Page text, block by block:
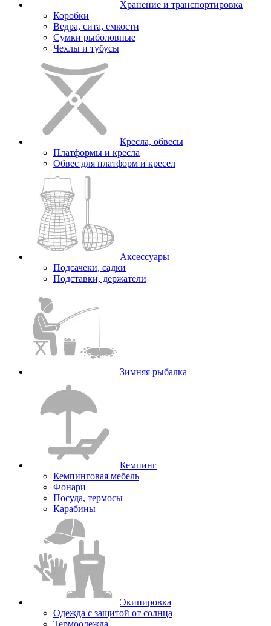
Хранение и транспортировка
Коробки
Ведра, сита, емкости
Сумки рыболовные
Чехлы и тубусы
Кресла, обвесы
Платформы и кресла
Обвес для платформ и кресел
Аксессуары
Подсачеки, садки
Подставки, держатели
Зимняя рыбалка
Кемпинг
Кемпинговая мебель
Фонари
Посуда, термосы
Карабины
Экипировка
Одежда с защитой от солнца
Термоодежда